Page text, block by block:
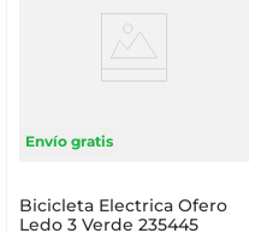
Envío gratis
Bicicleta Electrica Ofero
Ledo 3 Verde 235445